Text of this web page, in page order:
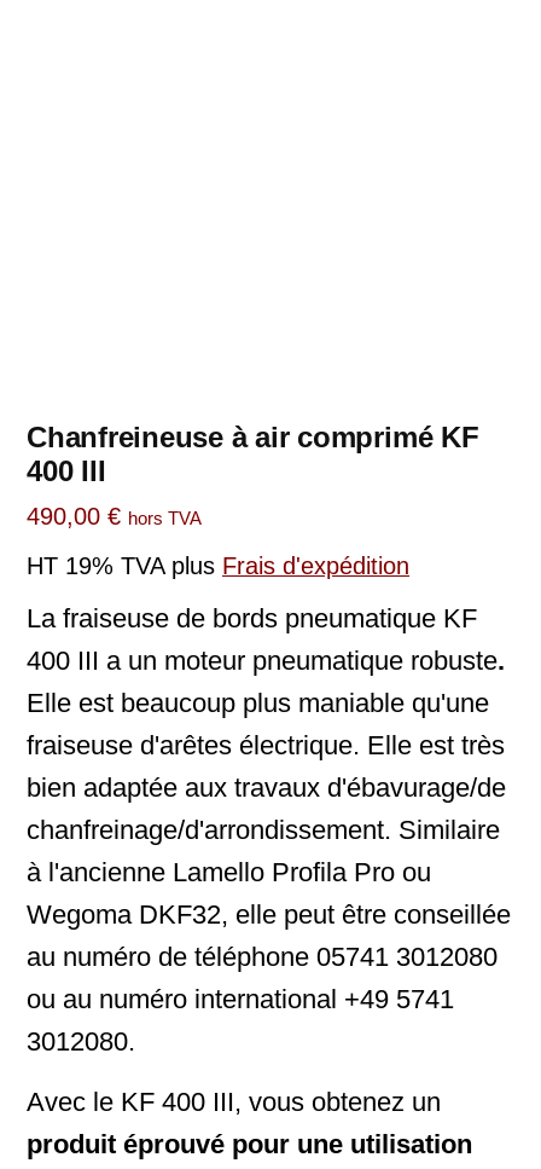
Chanfreineuse à air comprimé KF
400 III
490,00 € hors TVA
HT 19% TVA plus Frais d'expédition
La fraiseuse de bords pneumatique KF
400 III a un moteur pneumatique robuste.
Elle est beaucoup plus maniable qu'une
fraiseuse d'arêtes électrique. Elle est très
bien adaptée aux travaux d'ébavurage/de
chanfreinage/d'arrondissement. Similaire
à l'ancienne Lamello Profila Pro ou
Wegoma DKF32, elle peut être conseillée
au numéro de téléphone 05741 3012080
ou au numéro international +49 5741
3012080.
Avec le KF 400 III, vous obtenez un
produit éprouvé pour une utilisation